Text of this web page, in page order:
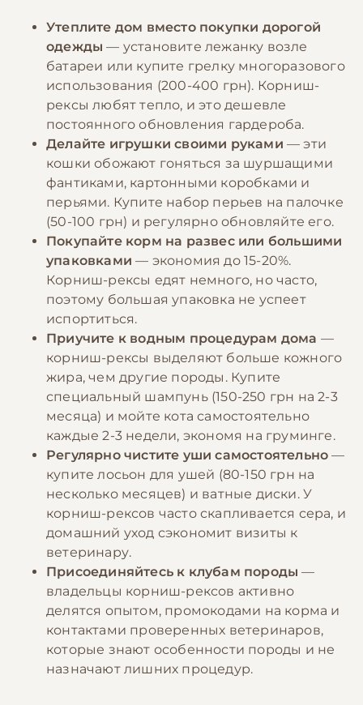
Утеплите дом вместо покупки дорогой
одежды — установите лежанку возле
батареи или купите грелку многоразового
использования (200-400 грн). Корниш-
рексы любят тепло, и это дешевле
постоянного обновления гардероба.
Делайте игрушки своими руками — эти
кошки обожают гоняться за шуршащими
фантиками, картонными коробками и
перьями. Купите набор перьев на палочке
(50-100 грн) и регулярно обновляйте его.
Покупайте корм на развес или большими
упаковками — экономия до 15-20%.
Корниш-рексы едят немного, но часто,
поэтому большая упаковка не успеет
испортиться.
Приучите к водным процедурам дома —
корниш-рексы выделяют больше кожного
жира, чем другие породы. Купите
специальный шампунь (150-250 грн на 2-3
месяца) и мойте кота самостоятельно
каждые 2-3 недели, экономя на груминге.
Регулярно чистите уши самостоятельно —
купите лосьон для ушей (80-150 грн на
несколько месяцев) и ватные диски. У
корниш-рексов часто скапливается сера, и
домашний уход сэкономит визиты к
ветеринару.
Присоединяйтесь к клубам породы —
владельцы корниш-рексов активно
делятся опытом, промокодами на корма и
контактами проверенных ветеринаров,
которые знают особенности породы и не
назначают лишних процедур.